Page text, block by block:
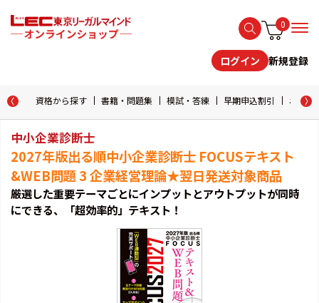
0
ログイン 新規登録
資格から探す 書籍・問題集 模試・答練 早期申込割引 おため
中小企業診断士
2027年版出る順中小企業診断士 FOCUSテキスト
&WEB問題 3 企業経営理論★翌日発送対象商品
厳選した重要テーマごとにインプットとアウトプットが同時
にできる、「超効率的」テキスト！